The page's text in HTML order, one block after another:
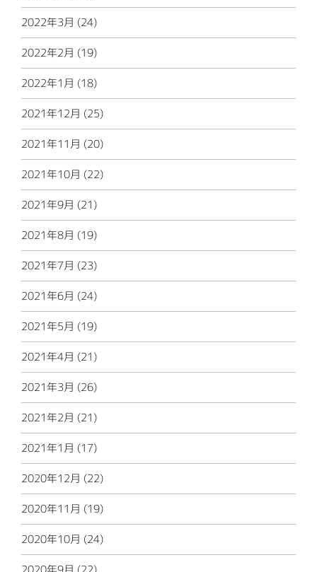
2022年3月 (24)
2022年2月 (19)
2022年1月 (18)
2021年12月 (25)
2021年11月 (20)
2021年10月 (22)
2021年9月 (21)
2021年8月 (19)
2021年7月 (23)
2021年6月 (24)
2021年5月 (19)
2021年4月 (21)
2021年3月 (26)
2021年2月 (21)
2021年1月 (17)
2020年12月 (22)
2020年11月 (19)
2020年10月 (24)